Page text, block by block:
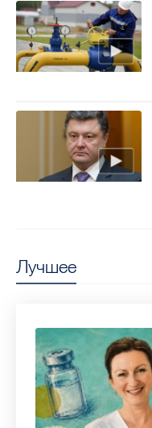
Лучшее